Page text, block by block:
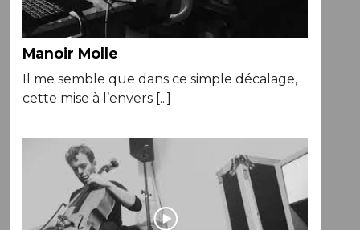
Manoir Molle
Il me semble que dans ce simple décalage,
cette mise à l’envers [...]